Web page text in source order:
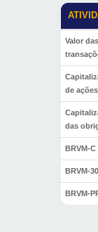
Valor das
de ações
das
BRVM-C
BRVM-30
BRVM-